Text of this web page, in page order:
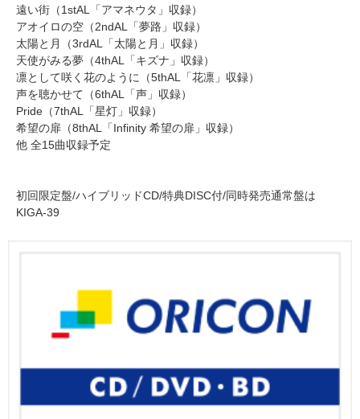
遠い街（1stAL「アマネウタ」収録）
アオイロの空（2ndAL「夢路」収録）
太陽と月（3rdAL「太陽と月」収録）
天使がみる夢（4thAL「キズナ」収録）
凛として咲く花のように（5thAL「花凛」収録）
声を聴かせて（6thAL「声」収録）
Pride（7thAL「星灯」収録）
希望の扉（8thAL「Infinity 希望の扉」収録）
他 全15曲収録予定
初回限定盤/ハイブリッドCD/特典DISC付/同時発売通常盤は
KIGA-39